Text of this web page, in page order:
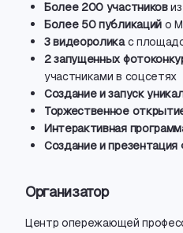
Более 200 участниковиз
Более 50 публикацийо
3 видеороликас
2 запущенных
участниками в соцсетях
Создание и запуск
Торжественное
Интерактивная
Создание и презентация
Организатор
Центр опережающей